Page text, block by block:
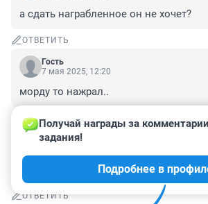
а сдать награбленное он не хочет?
ОТВЕТИТЬ
Гость
7 мая 2025, 12:20
морду то нажрал..
ОТВЕТИТЬ
Гость
ОТВЕТИТЬ
Получай награды за
задания!
Подробнее в